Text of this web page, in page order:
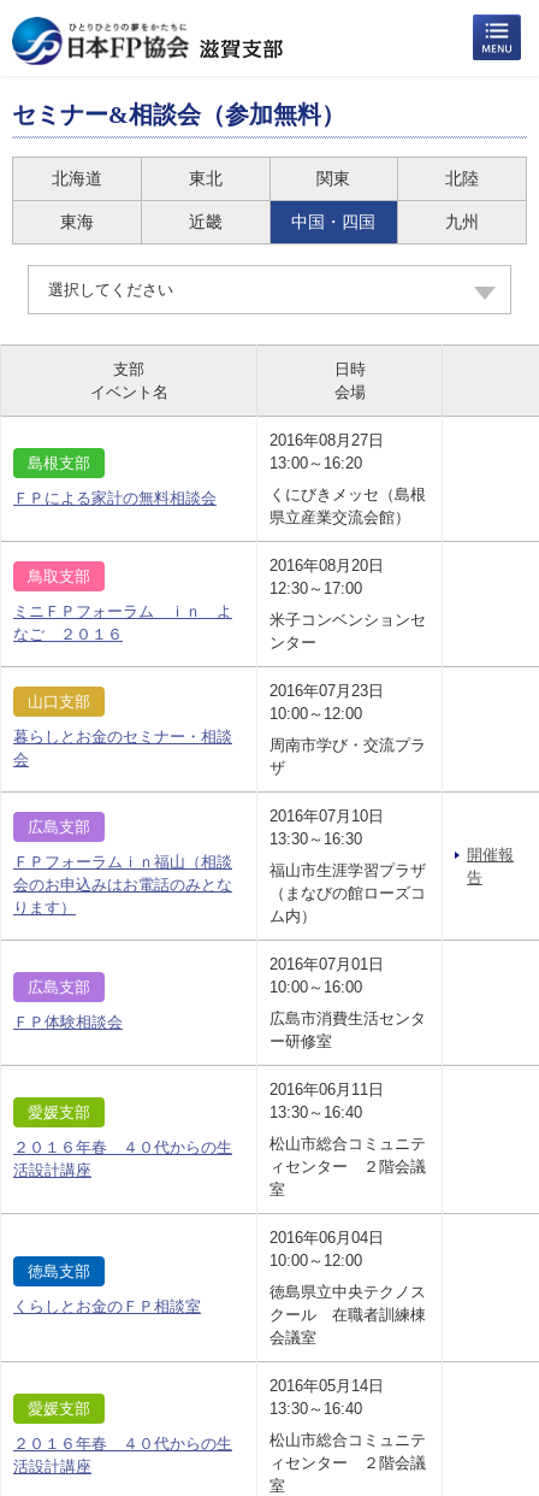
セミナー&相談会（参加無料）
北海道 東北 関東 北陸
東海 近畿 中国・四国 九州
選択してください
支部
イベント名
日時
会場
島根支部
ＦＰによる家計の無料相談会
2016年08月27日
13:00～16:20
くにびきメッセ（島根
県立産業交流会館）
鳥取支部
ミニＦＰフォーラム ｉｎ よ
なご ２０１６
2016年08月20日
12:30～17:00
米子コンベンションセ
ンター
山口支部
暮らしとお金のセミナー・相談
会
2016年07月23日
10:00～12:00
周南市学び・交流プラ
ザ
広島支部
ＦＰフォーラムｉｎ福山（相談
会のお申込みはお電話のみとな
ります）
2016年07月10日
13:30～16:30
福山市生涯学習プラザ
（まなびの館ローズコ
ム内）
開催報
告
広島支部
ＦＰ体験相談会
2016年07月01日
10:00～16:00
広島市消費生活センタ
ー研修室
愛媛支部
２０１６年春 ４０代からの生
活設計講座
2016年06月11日
13:30～16:40
松山市総合コミュニテ
ィセンター ２階会議
室
徳島支部
くらしとお金のＦＰ相談室
2016年06月04日
10:00～12:00
徳島県立中央テクノス
クール 在職者訓練棟
会議室
愛媛支部
２０１６年春 ４０代からの生
活設計講座
2016年05月14日
13:30～16:40
松山市総合コミュニテ
ィセンター ２階会議
室